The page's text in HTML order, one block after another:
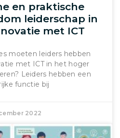
en praktische
leiderschap in
met ICT
moeten leiders hebben
met ICT in het hoger
Leiders hebben een
functie bij
2022